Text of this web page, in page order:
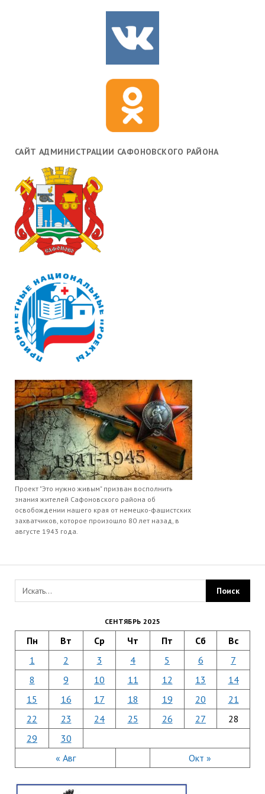
САЙТ АДМИНИСТРАЦИИ САФОНОВСКОГО РАЙОНА
Проект "Это нужно живым" призван восполнить
знания жителей Сафоновского района об
освобождении нашего края от немецко-фашистских
захватчиков, которое произошло 80 лет назад, в
августе 1943 года.
СЕНТЯБРЬ 2025
Пн Вт Ср Чт Пт Сб Вс
« Авг Окт »
1 2 3 4 5 6
7
8
9 10 11 12 13
14
15
16 17 18 19 20
21
22
23 24 25 26 27
28
29
30